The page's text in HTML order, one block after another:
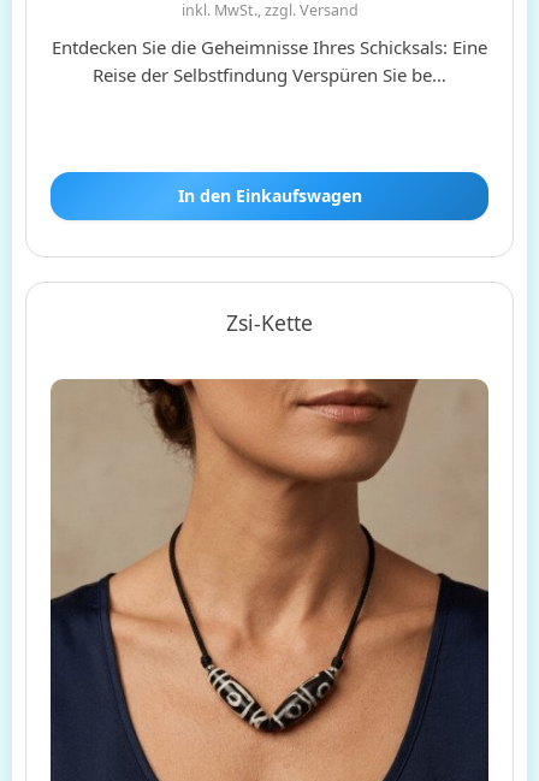
inkl. MwSt., zzgl. Versand
Entdecken Sie die Geheimnisse Ihres Schicksals: Eine
Reise der Selbstfindung Verspüren Sie be…
In den Einkaufswagen
Zsi-Kette